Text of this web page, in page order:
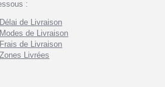
:
Délai de Livraison
Modes de Livraison
Frais de Livraison
Zones Livrées